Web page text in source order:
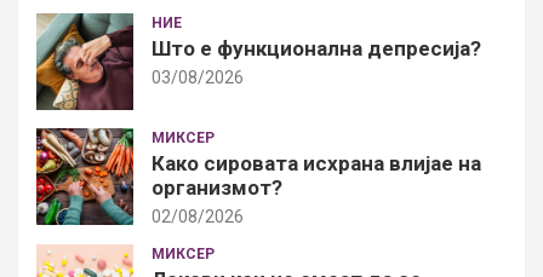
НИЕ
Што е функционална депресија?
03/08/2026
МИКСЕР
Како сировата исхрана влијае на
организмот?
02/08/2026
МИКСЕР